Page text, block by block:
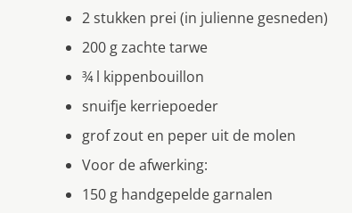
2 stukken prei (in julienne gesneden)
200 g zachte tarwe
¾ l kippenbouillon
snuifje kerriepoeder
grof zout en peper uit de molen
Voor de afwerking:
150 g handgepelde garnalen